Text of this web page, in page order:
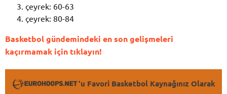
çeyrek: 60-63
çeyrek: 80-84
Basketbol gündemindeki en son gelişmeleri
kaçırmamak için tıklayın!
'u Favori Basketbol Kaynağınız Olarak